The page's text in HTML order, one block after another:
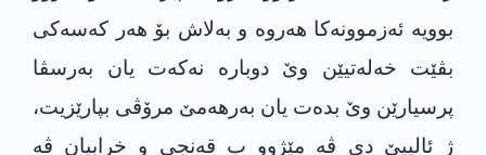
بوویه‌ ئه‌زموونه‌كا هه‌روه‌ و به‌لاش بۆ هه‌ر كه‌سه‌كى
بڤێت خه‌له‌تیێن وێ دوباره‌ نه‌كه‌ت یان به‌رسڤا
پرسیارێن وێ بده‌ت یان به‌رهه‌مێ مرۆڤى بپارێزیت،
ژ ئالییێ دی ڤه‌ مێژوو ب قه‌نجى و خرابیان ڤه‌